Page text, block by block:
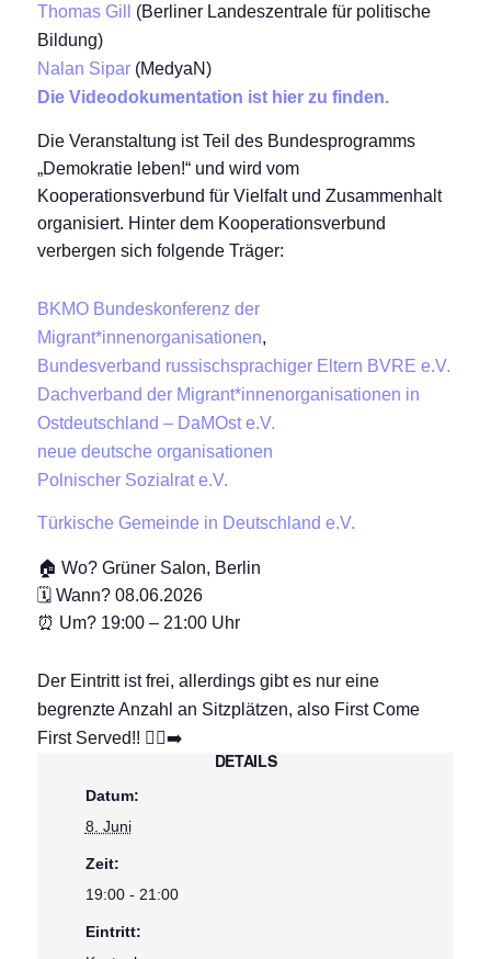
Thomas Gill
(Berliner Landeszentrale für politische
Bildung)
Nalan Sipar(MedyaN)
Die Videodokumentation ist hier zu finden.
Die Veranstaltung ist Teil des Bundesprogramms
„Demokratie leben!“ und wird vom
Kooperationsverbund für Vielfalt und Zusammenhalt
organisiert. Hinter dem Kooperationsverbund
verbergen sich folgende Träger:
BKMO Bundeskonferenz der
Migrant*innenorganisationen,
Bundesverband russischsprachiger Eltern BVRE e.V.
Dachverband der Migrant*innenorganisationen in
Ostdeutschland – DaMOst e.V.
neue deutsche organisationen
Polnischer Sozialrat e.V.
Türkische Gemeinde in Deutschland e.V.
🏠 Wo? Grüner Salon, Berlin
🗓️ Wann? 08.06.2026
⏰ Um? 19:00 – 21:00 Uhr
Der Eintritt ist frei, allerdings gibt es nur eine
begrenzte Anzahl an Sitzplätzen, also First Come
First Served!! 🏃‍♀️‍➡️
DETAILS
Datum:
8. Juni
Zeit:
19:00 - 21:00
Eintritt: